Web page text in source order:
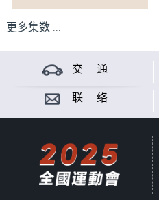
更多集数 ...
交 通
联 络